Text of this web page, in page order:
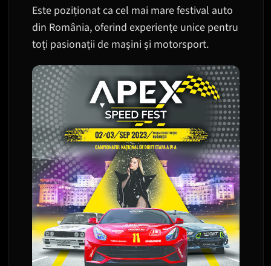
Este poziționat ca cel mai mare festival auto
din România, oferind experiențe unice pentru
toți pasionații de mașini și motorsport.